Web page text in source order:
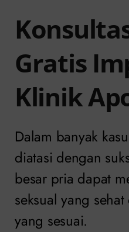
Gratis
Klinik
Dalam banyak
diatasi dengan
besar pria dapat
seksual yang
yang sesuai.